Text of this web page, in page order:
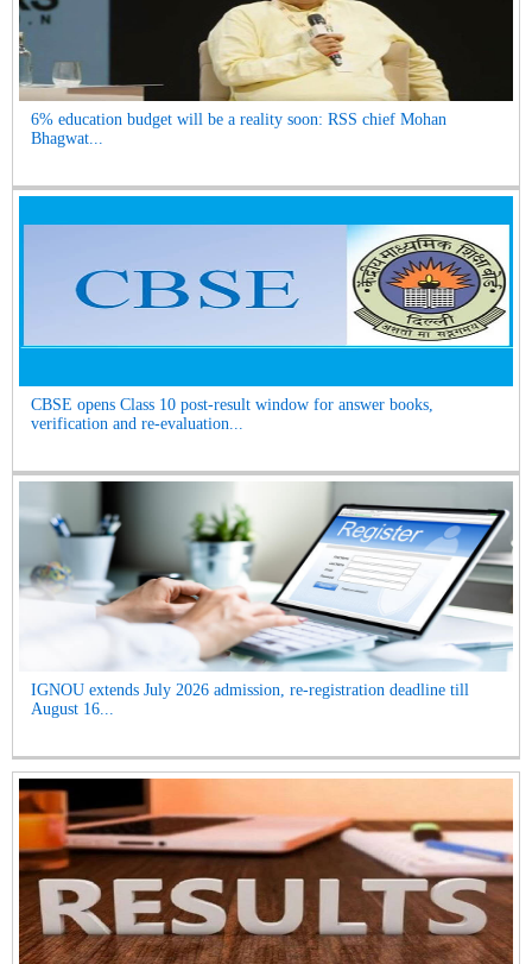
6% education budget will be a reality soon: RSS chief Mohan
Bhagwat...
CBSE opens Class 10 post-result window for answer books,
verification and re-evaluation...
IGNOU extends July 2026 admission, re-registration deadline till
August 16...